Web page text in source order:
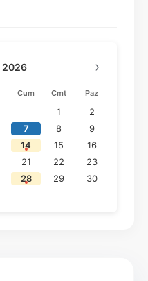
2026 ›
Cum Cmt Paz
1
2
7 8
9
14 15
16
21 22
23
28 29
30